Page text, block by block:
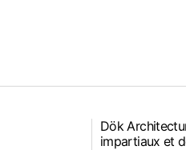
Dök
impartiaux et